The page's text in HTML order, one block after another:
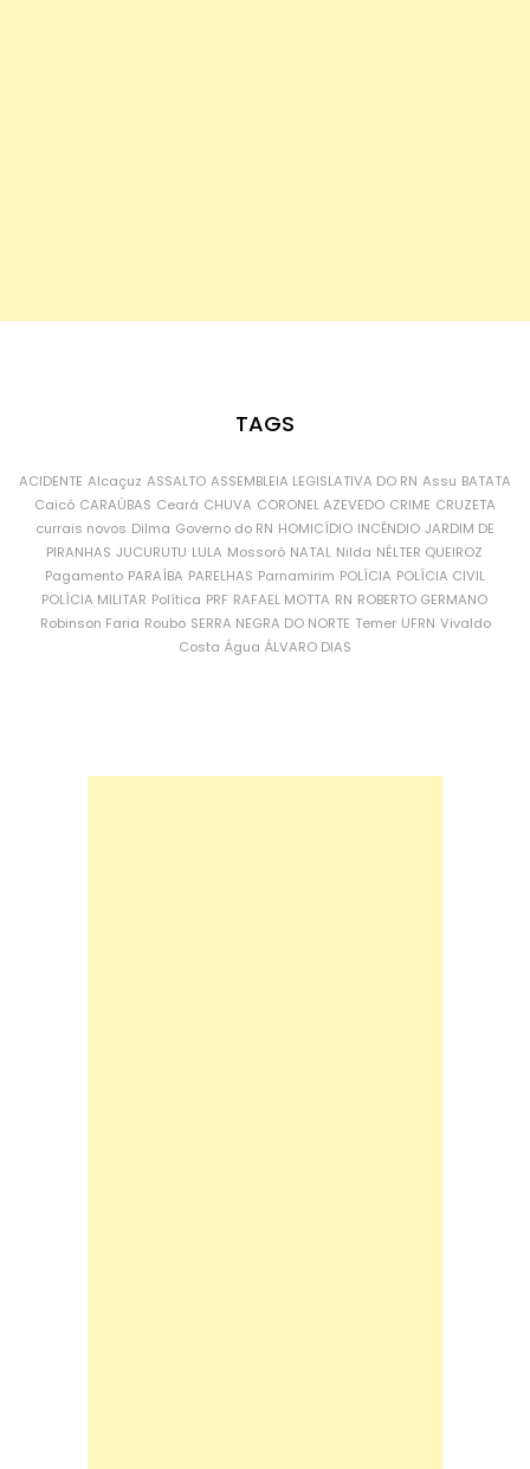
TAGS
ACIDENTE Alcaçuz ASSALTO ASSEMBLEIA LEGISLATIVA DO RN Assu BATATA
Caicó CARAÚBAS Ceará CHUVA CORONEL AZEVEDO CRIME CRUZETA
currais novos Dilma Governo do RN HOMICÍDIO INCÊNDIO JARDIM DE
PIRANHAS JUCURUTU LULA Mossoró NATAL Nilda NÉLTER QUEIROZ
Pagamento PARAÍBA PARELHAS Parnamirim POLÍCIA POLÍCIA CIVIL
POLÍCIA MILITAR Política PRF RAFAEL MOTTA RN ROBERTO GERMANO
Robinson Faria Roubo SERRA NEGRA DO NORTE Temer UFRN Vivaldo
Costa Água ÁLVARO DIAS